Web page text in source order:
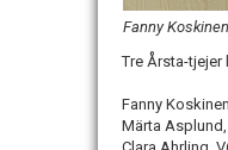
Fanny
Tre Årsta-tjejer
Fanny
Märta